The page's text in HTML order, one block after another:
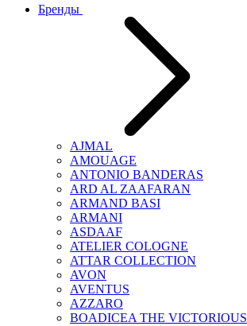
Бренды
AJMAL
AMOUAGE
ANTONIO BANDERAS
ARD AL ZAAFARAN
ARMAND BASI
ARMANI
ASDAAF
ATELIER COLOGNE
ATTAR COLLECTION
AVON
AVENTUS
AZZARO
BOADICEA THE VICTORIOUS